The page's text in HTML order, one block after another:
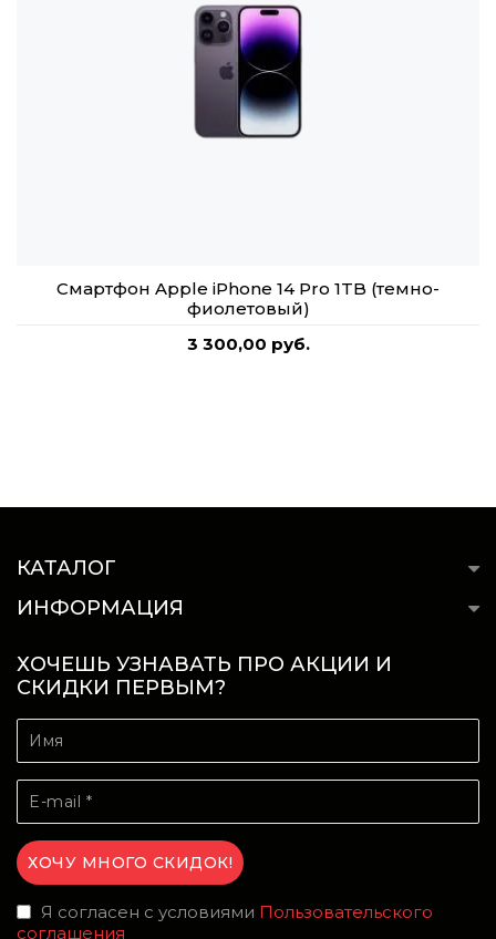
Смартфон Apple iPhone 14 Pro 1TB (темно-
фиолетовый)
3 300,00 руб.
КАТАЛОГ
ИНФОРМАЦИЯ
ХОЧЕШЬ УЗНАВАТЬ ПРО АКЦИИ И
СКИДКИ ПЕРВЫМ?
Я согласен с условиями Пользовательского
соглашения